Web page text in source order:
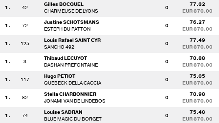
1. 42
Gilles BOCQUEL
CHARMEUSE DE LYONS
0
77.32
EUR 370.00
1. 72
Justine SCHOTSMANS
ESTEPH DU PATTON
0
76.27
EUR 370.00
1. 125
Louis Rafael SAINT CYR
SANCHO 492
0
77.49
EUR 370.00
1. 3
Thibaud LECUYOT
DASHAN PREFONTAINE
0
73.88
EUR 370.00
1. 117
Hugo PETIOT
QUEBECK DELLA CACCIA
0
75.05
EUR 370.00
1. 82
Stella CHARBONNIER
JONAMI VAN DE LINDEBOS
0
73.98
EUR 370.00
1. 74
Louise SADRAN
BLUE MAGIC DU BORGET
0
75.43
EUR 370.00